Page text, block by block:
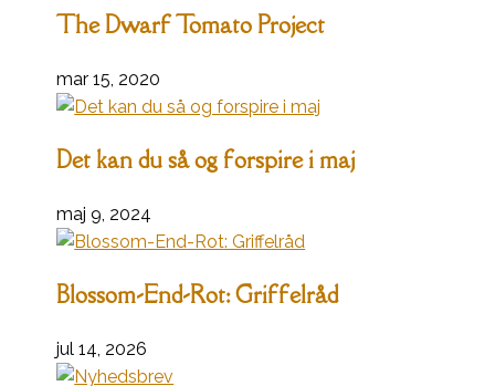
The Dwarf Tomato Project
mar 15, 2020
Det kan du så og forspire i maj
maj 9, 2024
Blossom-End-Rot: Griffelråd
jul 14, 2026